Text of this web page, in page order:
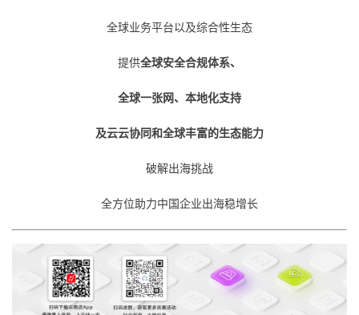
全球业务平台以及综合性生态
提供全球安全合规体系、
全球一张网、本地化支持
及云云协同和全球丰富的生态能力
破解出海挑战
全方位助力中国企业出海稳增长